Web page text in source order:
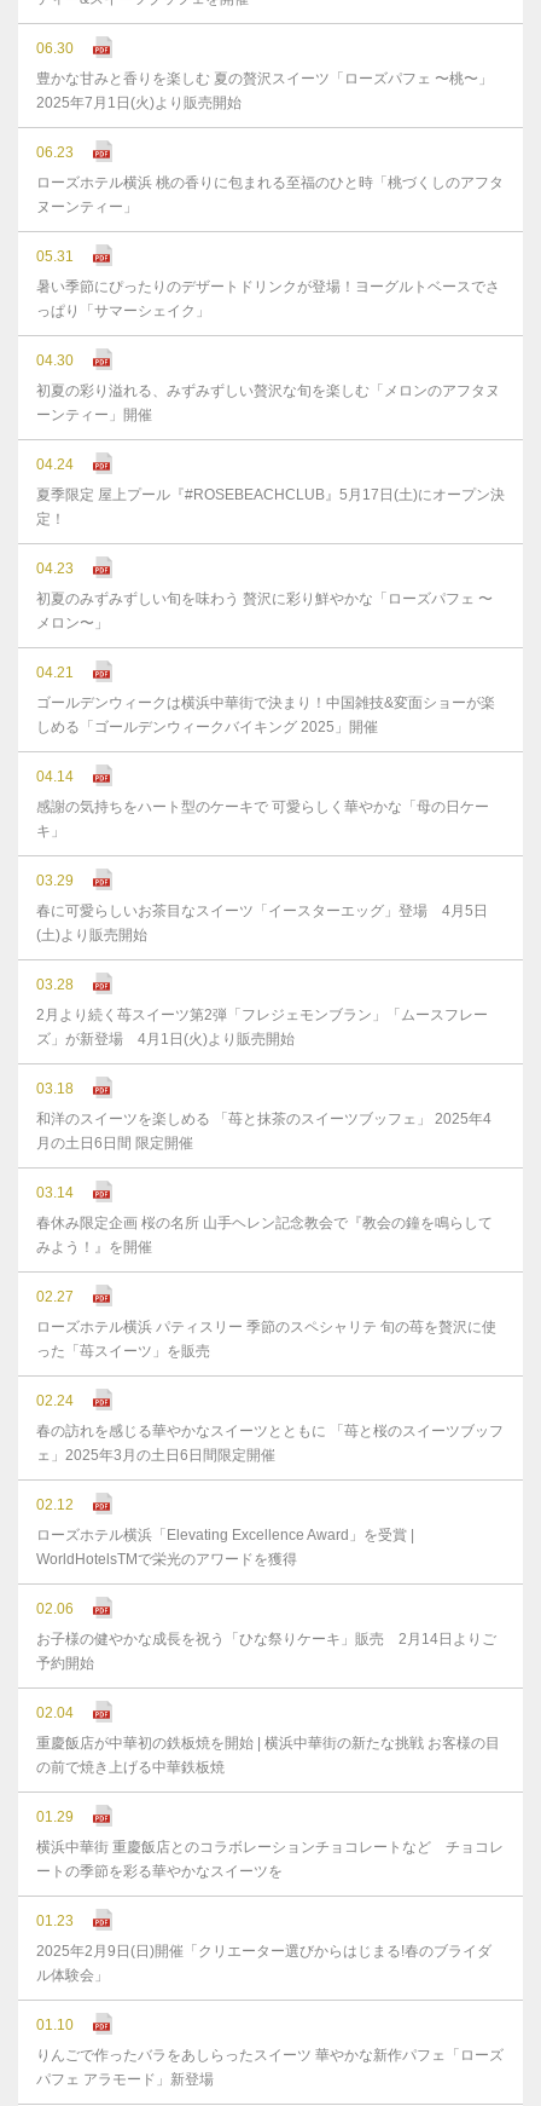
06.30
豊かな⽢みと⾹りを楽しむ 夏の贅沢スイーツ「ローズパフェ 〜桃〜」
2025年7⽉1⽇(⽕)より販売開始
06.23
ローズホテル横浜 桃の香りに包まれる至福のひと時「桃づくしのアフタ
ヌーンティー」
05.31
暑い季節にぴったりのデザートドリンクが登場！ヨーグルトベースでさ
っぱり「サマーシェイク」
04.30
初夏の彩り溢れる、みずみずしい贅沢な旬を楽しむ「メロンのアフタヌ
ーンティー」開催
04.24
夏季限定 屋上プール『#ROSEBEACHCLUB』5月17日(土)にオープン決
定！
04.23
初夏のみずみずしい旬を味わう 贅沢に彩り鮮やかな「ローズパフェ 〜
メロン〜」
04.21
ゴールデンウィークは横浜中華街で決まり！中国雑技&変面ショーが楽
しめる「ゴールデンウィークバイキング 2025」開催
04.14
感謝の気持ちをハート型のケーキで 可愛らしく華やかな「母の日ケー
キ」
03.29
春に可愛らしいお茶目なスイーツ「イースターエッグ」登場 4月5日
(土)より販売開始
03.28
2月より続く苺スイーツ第2弾「フレジェモンブラン」「ムースフレー
ズ」が新登場 4月1日(火)より販売開始
03.18
和洋のスイーツを楽しめる 「苺と抹茶のスイーツブッフェ」 2025年4
月の土日6日間 限定開催
03.14
春休み限定企画 桜の名所 山手ヘレン記念教会で『教会の鐘を鳴らして
みよう！』を開催
02.27
ローズホテル横浜 パティスリー 季節のスペシャリテ 旬の苺を贅沢に使
った「苺スイーツ」を販売
02.24
春の訪れを感じる華やかなスイーツとともに 「苺と桜のスイーツブッフ
ェ」2025年3月の土日6日間限定開催
02.12
ローズホテル横浜「Elevating Excellence Award」を受賞 |
WorldHotelsTMで栄光のアワードを獲得
02.06
お子様の健やかな成⻑を祝う「ひな祭りケーキ」販売 2月14日よりご
予約開始
02.04
重慶飯店が中華初の鉄板焼を開始 | 横浜中華街の新たな挑戦 お客様の目
の前で焼き上げる中華鉄板焼
01.29
横浜中華街 重慶飯店とのコラボレーションチョコレートなど チョコレ
ートの季節を彩る華やかなスイーツを
01.23
2025年2月9日(日)開催「クリエーター選びからはじまる!春のブライダ
ル体験会」
01.10
りんごで作ったバラをあしらったスイーツ 華やかな新作パフェ「ローズ
パフェ アラモード」新登場